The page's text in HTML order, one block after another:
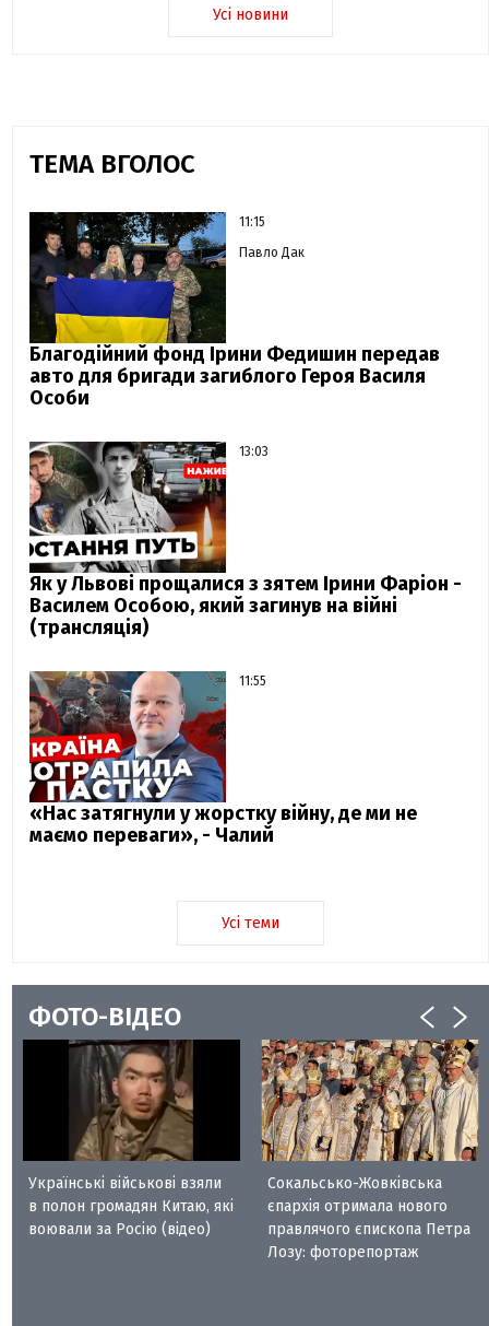
Усі новини
ТЕМА ВГОЛОС
11:15
Павло Дак
Благодійний фонд Ірини Федишин передав
авто для бригади загиблого Героя Василя
Особи
13:03
Як у Львові прощалися з зятем Ірини Фаріон -
Василем Особою, який загинув на війні
(трансляція)
11:55
«Нас затягнули у жорстку війну, де ми не
маємо переваги», - Чалий
Усі теми
ФОТО-ВІДЕО
Українські військові взяли
в полон громадян Китаю, які
воювали за Росію (відео)
Сокальсько-Жовківська
єпархія отримала нового
правлячого єпископа Петра
Лозу: фоторепортаж